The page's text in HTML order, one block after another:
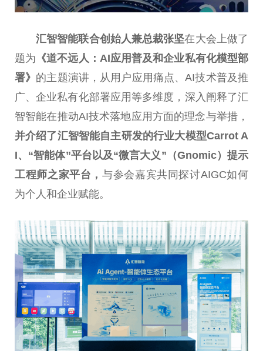
汇智智能联合创始人兼总裁张坚在大会上做了
题为 《道不远人： AI应用普及和企业私有化模型部
署》 的主题演讲，从用户应用痛点、AI技术普及推
广、企业私有化部署应用等多维度，深入阐释了汇
智智能在推动AI技术落地应用方面的理念与举措，
并介绍了汇智智能自主研发的行业大模型Carrot A
I、“智能体”平台以及“微言大义”（Gnomic）提示
工程师之家平台，与参会嘉宾共同探讨AIGC如何
为个人和企业赋能。